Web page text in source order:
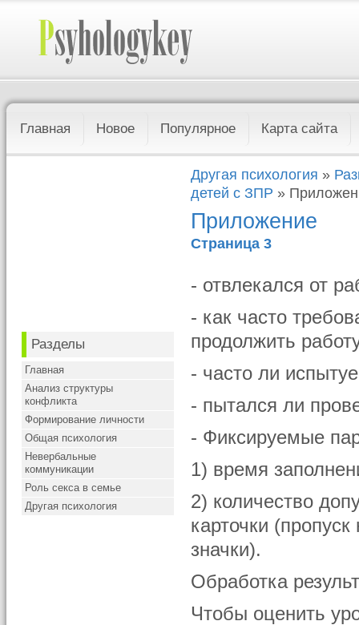
Главная Новое Популярное Карта сайта
Разделы
Главная
Анализ структуры
конфликта
Формирование личности
Общая психология
Невербальные
коммуникации
Роль секса в семье
Другая психология
Другая психология »
детей с ЗПР »
Приложение
Страница 3
- отвлекался от
- как часто
продолжить
- часто ли
- пытался ли
- Фиксируемые
1) время
2) количество
карточки
значки).
Обработка
Чтобы оценить